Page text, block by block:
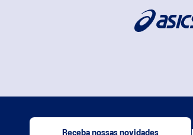
Receba nossas novidades